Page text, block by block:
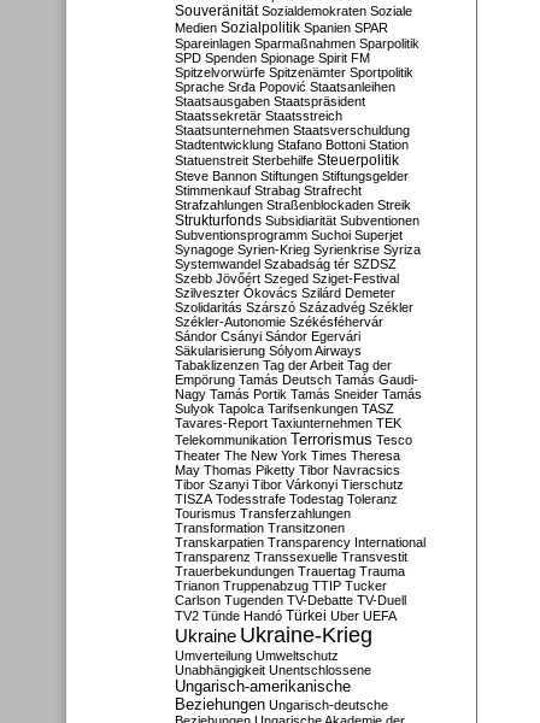
Souveränität Sozialdemokraten Soziale
Medien Sozialpolitik Spanien SPAR
Spareinlagen Sparmaßnahmen Sparpolitik
SPD Spenden Spionage Spirit FM
Spitzelvorwürfe Spitzenämter Sportpolitik
Sprache Srđa Popović Staatsanleihen
Staatsausgaben Staatspräsident
Staatssekretär Staatsstreich
Staatsunternehmen Staatsverschuldung
Stadtentwicklung Stafano Bottoni Station
Statuenstreit Sterbehilfe Steuerpolitik
Steve Bannon Stiftungen Stiftungsgelder
Stimmenkauf Strabag Strafrecht
Strafzahlungen Straßenblockaden Streik
Strukturfonds Subsidiarität Subventionen
Subventionsprogramm Suchoi Superjet
Synagoge Syrien-Krieg Syrienkrise Syriza
Systemwandel Szabadság tér SZDSZ
Szebb Jövőért Szeged Sziget-Festival
Szilveszter Ókovács Szilárd Demeter
Szolidaritás Szárszó Századvég Székler
Székler-Autonomie Székésféhervár
Sándor Csányi Sándor Egervári
Säkularisierung Sólyom Airways
Tabaklizenzen Tag der Arbeit Tag der
Empörung Tamás Deutsch Tamás Gaudi-
Nagy Tamás Portik Tamás Sneider Tamás
Sulyok Tapolca Tarifsenkungen TASZ
Tavares-Report Taxiunternehmen TEK
Telekommunikation Terrorismus Tesco
Theater The New York Times Theresa
May Thomas Piketty Tibor Navracsics
Tibor Szanyi Tibor Várkonyi Tierschutz
TISZA Todesstrafe Todestag Toleranz
Tourismus Transferzahlungen
Transformation Transitzonen
Transkarpatien Transparency International
Transparenz Transsexuelle Transvestit
Trauerbekundungen Trauertag Trauma
Trianon Truppenabzug TTIP Tucker
Carlson Tugenden TV-Debatte TV-Duell
TV2 Tünde Handó Türkei Uber UEFA
Ukraine Ukraine-Krieg
Umverteilung Umweltschutz
Unabhängigkeit Unentschlossene
Ungarisch-amerikanische
Beziehungen Ungarisch-deutsche